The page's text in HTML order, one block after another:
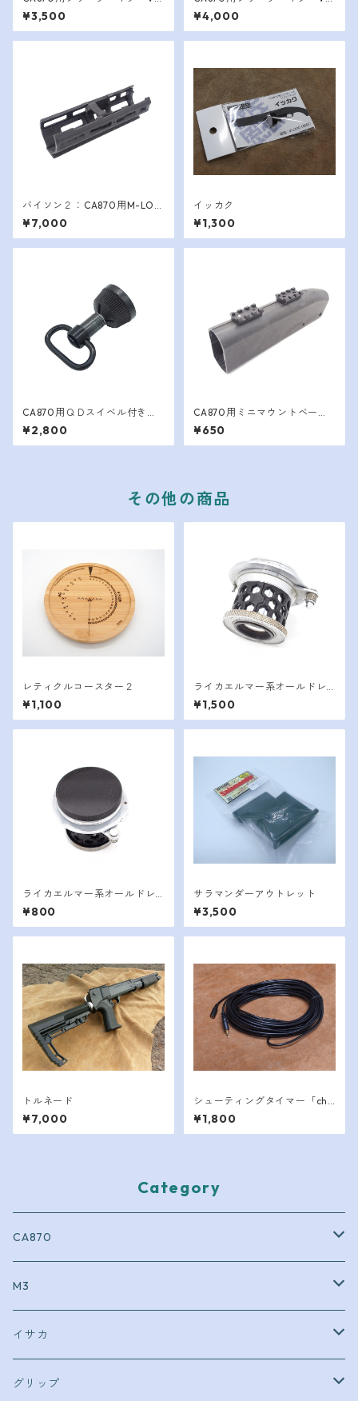
r.1
¥3,500
r.2
¥4,000
バイソン２：CA870用M-LOK
タイプフォアエンド
¥7,000
イッカク
¥1,300
CA870用ＱＤスイベル付きシ
ェルチューブキャップ
¥2,800
CA870用ミニマウントベース
（３コマ）
¥650
その他の商品
レティクルコースター２
¥1,100
ライカエルマー系オールドレ
ンズ用沈胴ストッパー
¥1,500
ライカエルマー系オールドレ
ンズ用レンズキャップ
¥800
サラマンダーアウトレット
¥3,500
トルネード
¥7,000
シューティングタイマー「chr
onus」延長ケーブル
¥1,800
Category
CA870
外装
内部
コンプリート
M3
外装
内部
イサカ
外装
グリップ